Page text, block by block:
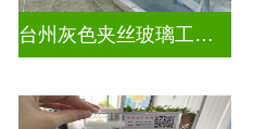
台州灰色夹丝玻璃工厂招聘